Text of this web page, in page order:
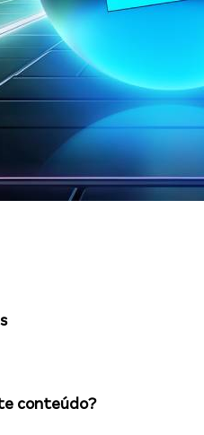
conteúdo?